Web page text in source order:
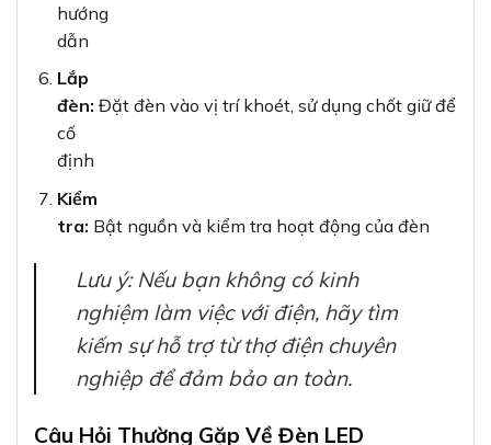
hướng
dẫn
Lắp
đèn: Đặt đèn vào vị trí khoét, sử dụng chốt giữ để
cố
định
Kiểm
tra: Bật nguồn và kiểm tra hoạt động của đèn
Lưu ý: Nếu bạn không có kinh
nghiệm làm việc với điện, hãy tìm
kiếm sự hỗ trợ từ thợ điện chuyên
nghiệp để đảm bảo an toàn.
Câu Hỏi Thường Gặp Về Đèn LED